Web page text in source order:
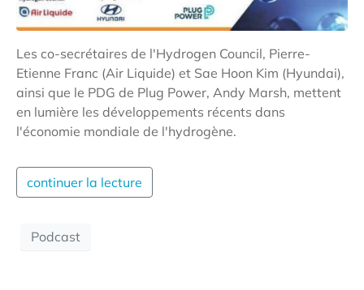
Les co-secrétaires de l'Hydrogen Council, Pierre-
Etienne Franc (Air Liquide) et Sae Hoon Kim (Hyundai),
ainsi que le PDG de Plug Power, Andy Marsh, mettent
en lumière les développements récents dans
l'économie mondiale de l'hydrogène.
continuer la lecture
Podcast